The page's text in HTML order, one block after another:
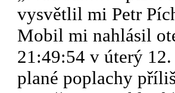
vysvětlil mi Petr
Mobil mi nahlásil
21:49:54 v úterý
plané poplachy